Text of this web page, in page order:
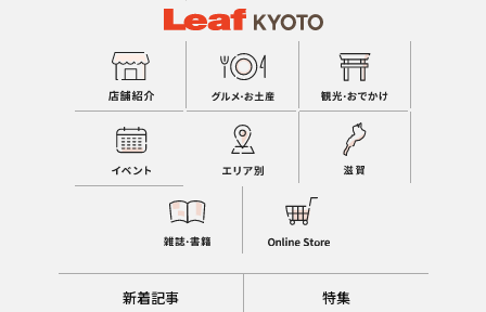
新着記事 特集